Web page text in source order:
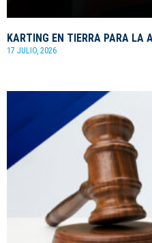
KARTING EN TIERRA PARA LA
17 JULIO, 2026